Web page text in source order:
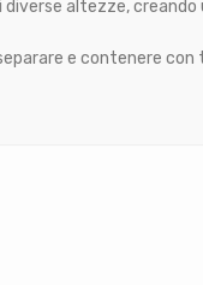
altezze,
e contenere